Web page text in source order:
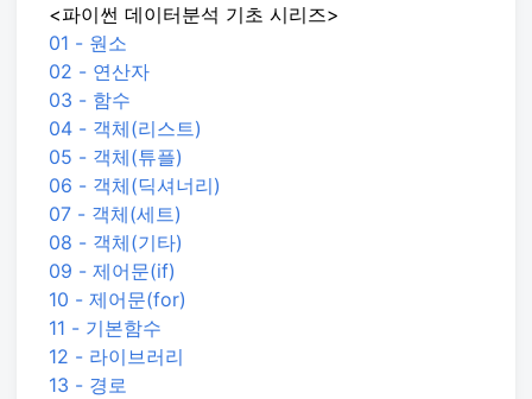
<파이썬 데이터분석 기초 시리즈>
01 - 원소
02 - 연산자
03 - 함수
04 - 객체(리스트)
05 - 객체(튜플)
06 - 객체(딕셔너리)
07 - 객체(세트)
08 - 객체(기타)
09 - 제어문(if)
10 - 제어문(for)
11 - 기본함수
12 - 라이브러리
13 - 경로